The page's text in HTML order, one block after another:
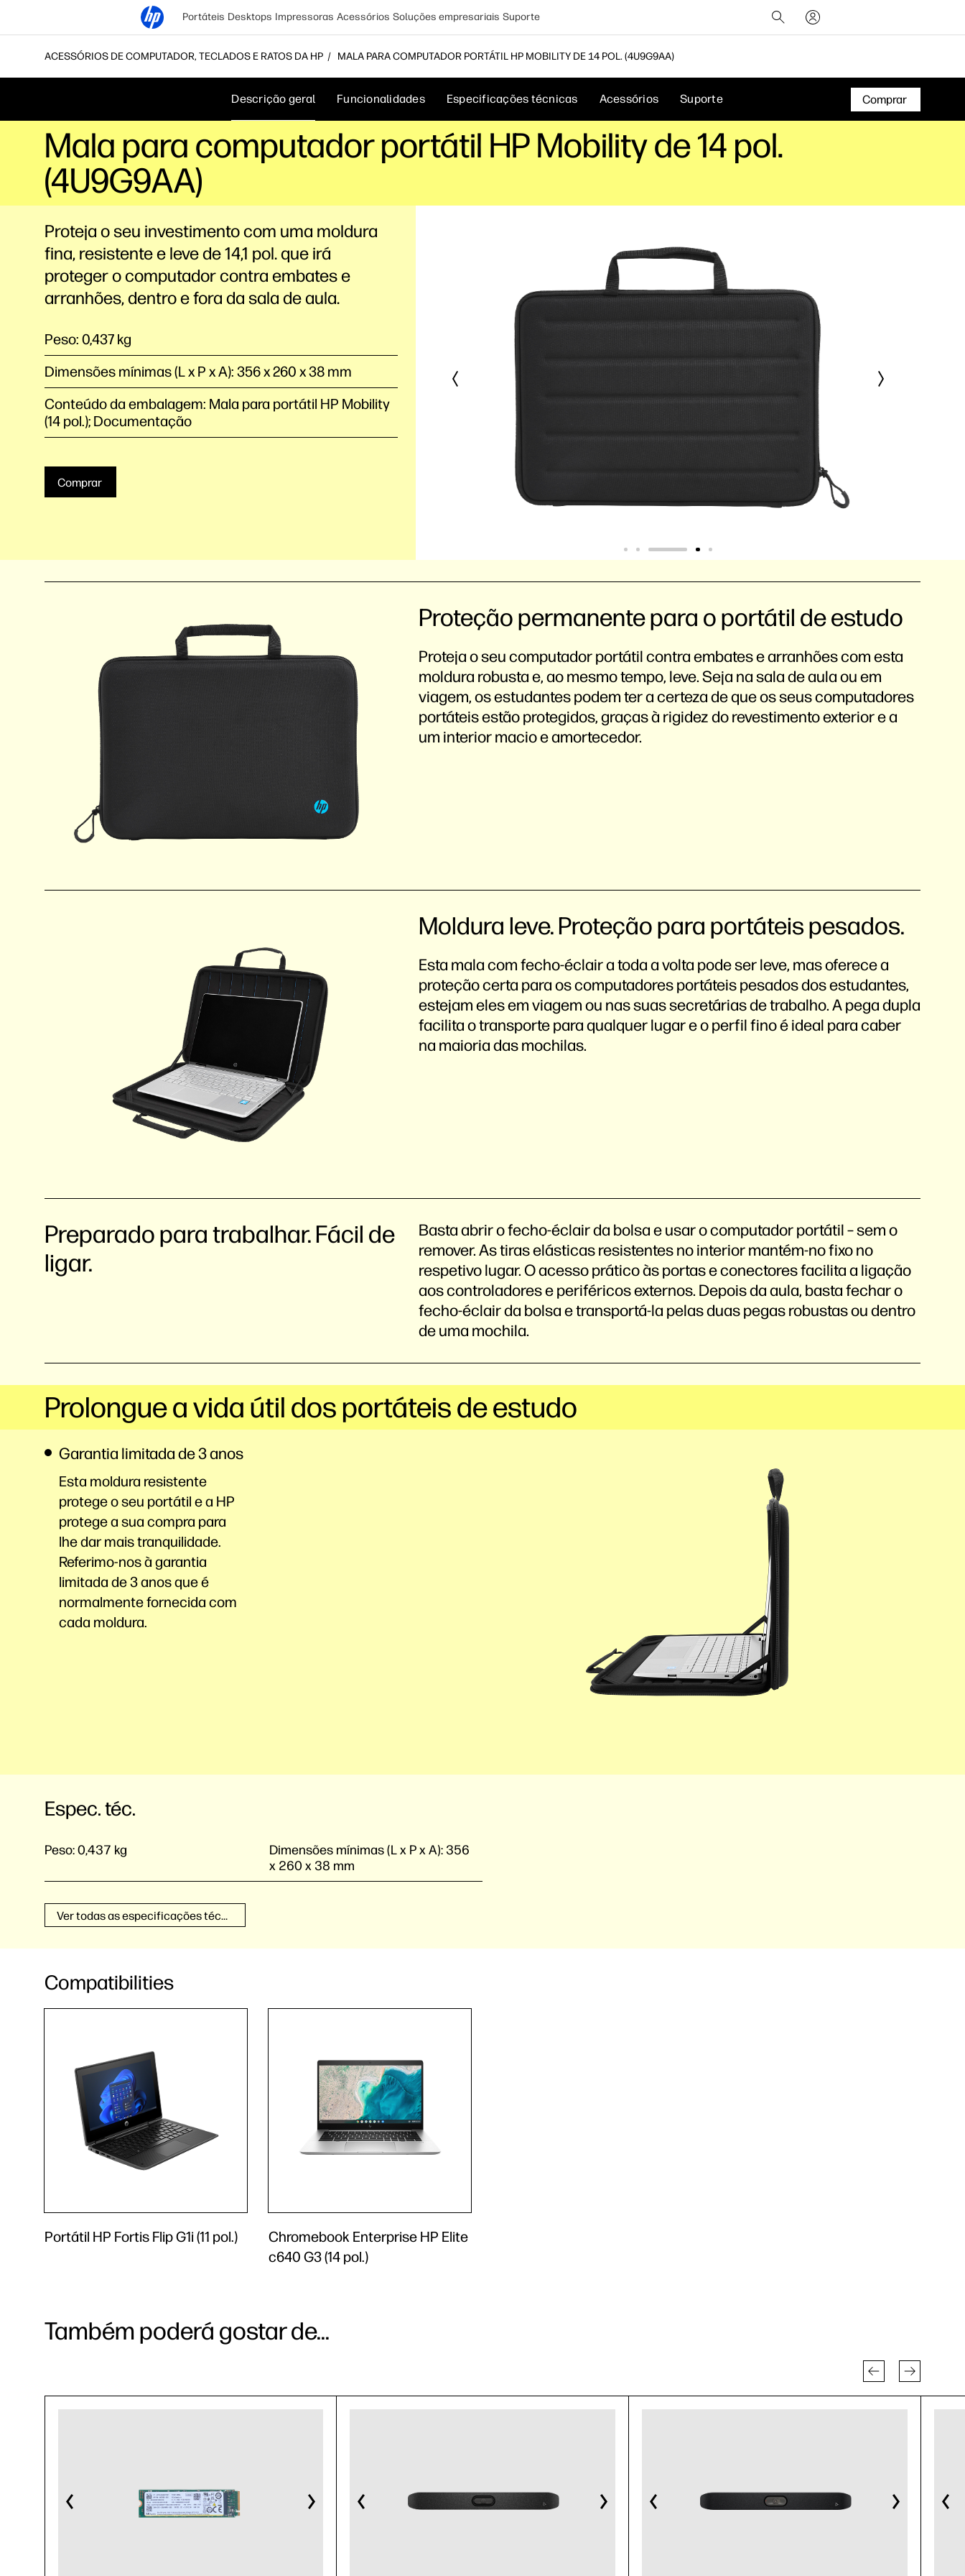
Portáteis Desktops Impressoras Acessórios Soluções empresariais Suporte
ACESSÓRIOS DE COMPUTADOR, TECLADOS E RATOS DA HP MALA PARA COMPUTADOR PORTÁTIL HP MOBILITY DE 14 POL. (4U9G9AA)
Descrição geral Funcionalidades Especificações técnicas Acessórios Suporte Comprar
Mala para computador portátil HP Mobility de 14 pol.
(4U9G9AA)
Proteja o seu investimento com uma moldura
fina, resistente e leve de 14,1 pol. que irá
proteger o computador contra embates e
arranhões, dentro e fora da sala de aula.
Peso: 0,437 kg
Dimensões mínimas (L x P x A): 356 x 260 x 38 mm
Conteúdo da embalagem: Mala para portátil HP Mobility
(14 pol.); Documentação
Comprar
Proteção permanente para o portátil de estudo
Proteja o seu computador portátil contra embates e arranhões com esta
moldura robusta e, ao mesmo tempo, leve. Seja na sala de aula ou em
viagem, os estudantes podem ter a certeza de que os seus computadores
portáteis estão protegidos, graças à rigidez do revestimento exterior e a
um interior macio e amortecedor.
Moldura leve. Proteção para portáteis pesados.
Esta mala com fecho-éclair a toda a volta pode ser leve, mas oferece a
proteção certa para os computadores portáteis pesados dos estudantes,
estejam eles em viagem ou nas suas secretárias de trabalho. A pega dupla
facilita o transporte para qualquer lugar e o perfil fino é ideal para caber
na maioria das mochilas.
Preparado para trabalhar. Fácil de
ligar.
Basta abrir o fecho-éclair da bolsa e usar o computador portátil – sem o
remover. As tiras elásticas resistentes no interior mantém-no fixo no
respetivo lugar. O acesso prático às portas e conectores facilita a ligação
aos controladores e periféricos externos. Depois da aula, basta fechar o
fecho-éclair da bolsa e transportá-la pelas duas pegas robustas ou dentro
de uma mochila.
Prolongue a vida útil dos portáteis de estudo
Garantia limitada de 3 anos
Esta moldura resistente
protege o seu portátil e a HP
protege a sua compra para
lhe dar mais tranquilidade.
Referimo-nos à garantia
limitada de 3 anos que é
normalmente fornecida com
cada moldura.
Espec. téc.
Peso:0,437 kg Dimensões mínimas (L x P x A): 356
x 260 x 38 mm
Ver todas as especificações técnicas
Compatibilities
Portátil HP Fortis Flip G1i (11 pol.)
Chromebook Enterprise HP Elite
c640 G3 (14 pol.)
Também poderá gostar de...